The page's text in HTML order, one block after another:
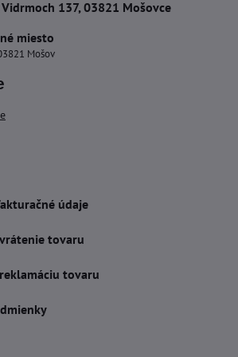
Vidrmoch 137, 03821 Mošovce
miesto
Mošov
údaje
tovaru
tovaru